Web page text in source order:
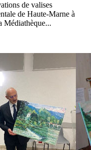
de valises
de Haute-Marne à
Médiathèque...